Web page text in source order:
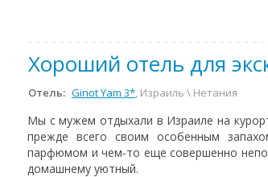
Хороший отель для
Отель: Ginot Yam 3*, Израиль \ Нетания
Мы с мужем отдыхали в Израиле на
прежде всего своим особенным
парфюмом и чем-то еще совершенно
домашнему уютный.